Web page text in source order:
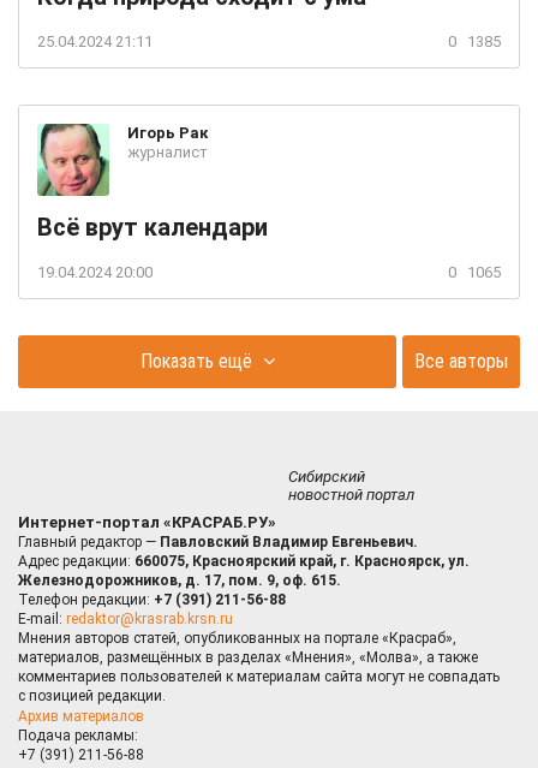
25.04.2024 21:11 0 1385
Игорь Рак
журналист
Всё врут календари
19.04.2024 20:00 0 1065
Показать ещё Все авторы
Сибирский
новостной портал
Интернет-портал «КРАСРАБ.РУ»
Главный редактор — Павловский Владимир Евгеньевич.
Адрес редакции: 660075, Красноярский край, г. Красноярск, ул.
Железнодорожников, д. 17, пом. 9, оф. 615.
Телефон редакции: +7 (391) 211-56-88
E-mail: redaktor@krasrab.krsn.ru
Мнения авторов статей, опубликованных на портале «Красраб»,
материалов, размещённых в разделах «Мнения», «Молва», а также
комментариев пользователей к материалам сайта могут не совпадать
с позицией редакции.
Архив материалов
Подача рекламы:
+7 (391) 211-56-88